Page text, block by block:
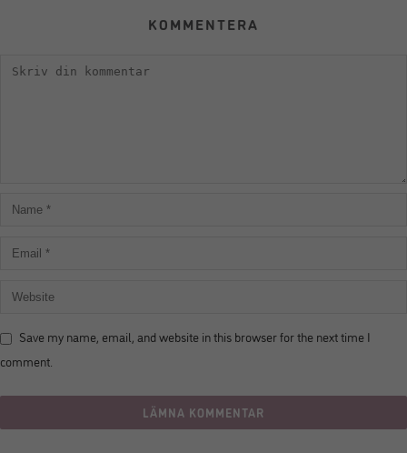
KOMMENTERA
Save my name, email, and website in this browser for the next time I
comment.